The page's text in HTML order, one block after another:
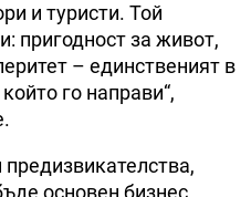
и туристи. Той
пригодност за живот,
– единственият в
го направи“,